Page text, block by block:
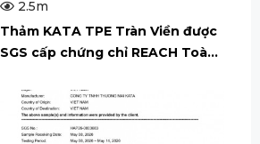
2.5m
Thảm KATA TPE Tràn Viền được
SGS cấp chứng chỉ REACH Toàn